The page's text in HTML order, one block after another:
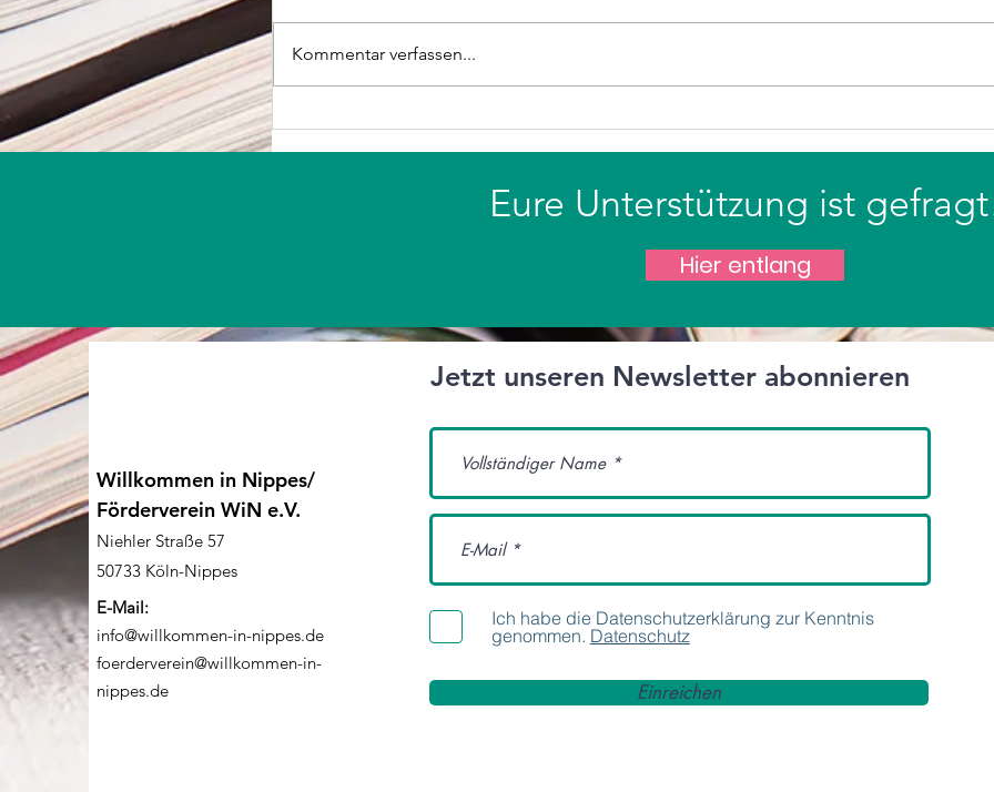
Kommentar verfassen...
Eure Unterstützung ist
Hier entlang
Willkommen in Nippes/
Förderverein WiN e.V.
Niehler Straße 57
50733 Köln-Nippes
E-Mail:
info@willkommen-in-nippes.de
foerderverein@willkommen-in-
nippes.de
Jetzt unseren Newsletter abonnieren
Ich habe die Datenschutzerklärung zur Kenntnis
genommen. Datenschutz
Einreichen